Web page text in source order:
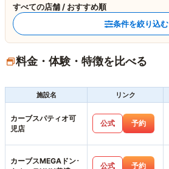
すべての店舗 / おすすめ順
条件を絞り込む
料金・体験・特徴を比べる
施設名
リンク
カーブスパティオ可
児店
公式 予約
カーブスMEGAドン･
公式 予約